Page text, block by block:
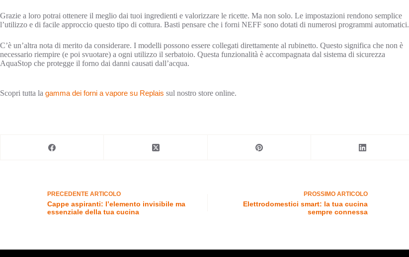
Grazie a loro potrai ottenere il meglio dai tuoi ingredienti e valorizzare le ricette. Ma non solo. Le impostazioni rendono semplice
l’utilizzo e di facile approccio questo tipo di cottura. Basti pensare che i forni NEFF sono dotati di numerosi programmi automatici.
C’è un’altra nota di merito da considerare. I modelli possono essere collegati direttamente al rubinetto. Questo significa che non è
necessario riempire (e poi svuotare) a ogni utilizzo il serbatoio. Questa funzionalità è accompagnata dal sistema di sicurezza
AquaStop che protegge il forno dai danni causati dall’acqua.
Scopri tutta la gamma dei forni a vapore su Replais sul nostro store online.
PRECEDENTE ARTICOLO
Cappe aspiranti: l’elemento invisibile ma
essenziale della tua cucina
PROSSIMO ARTICOLO
Elettrodomestici smart: la tua cucina
sempre connessa